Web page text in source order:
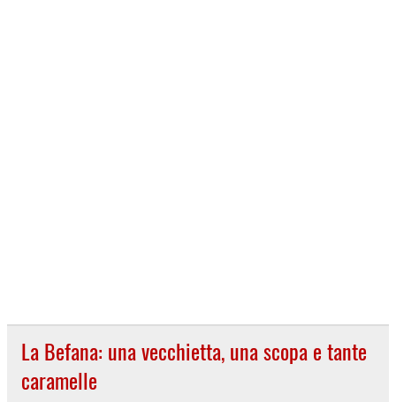
La Befana: una vecchietta, una scopa e tante
caramelle